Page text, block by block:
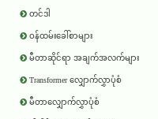
တင်ဒါ
ဝန်ထမ်းခေါ်စာများ
မီတာဆိုင်ရာ အချက်အလက်များ
Transformer လျှောက်လွှာပုံစံ
မီတာလျှောက်လွှာပုံစံ